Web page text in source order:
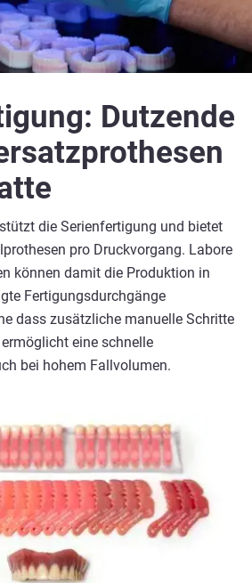
Dutzende
die Serienfertigung und bietet
pro Druckvorgang. Labore
können damit die Produktion in
Fertigungsdurchgänge
dass zusätzliche manuelle Schritte
eine schnelle
bei hohem Fallvolumen.